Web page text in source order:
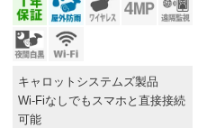
キャロットシステムズ製品
Wi-Fiなしでもスマホと直接接続
可能